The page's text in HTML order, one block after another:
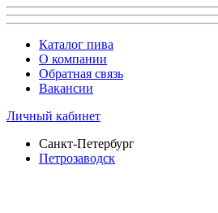
Каталог пива
О компании
Обратная связь
Вакансии
Личный кабинет
Санкт-Петербург
Петрозаводск